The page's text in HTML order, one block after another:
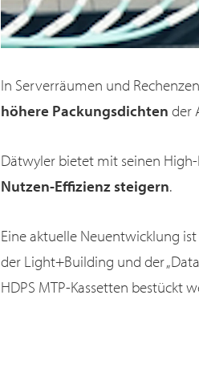
In Serverräumen und
höhere Packungsdichten der
Dätwyler bietet mit seinen
Nutzen-Effizienz steigern.
Eine aktuelle Neuentwicklung ist
der Light+Building und der
HDPS MTP-Kassetten bestückt